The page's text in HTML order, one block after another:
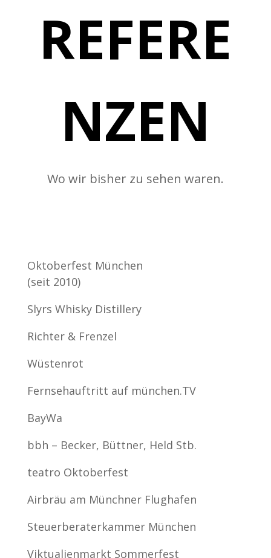
REFERE
NZEN
Wo wir bisher zu sehen waren.
Oktoberfest München
(seit 2010)
Slyrs Whisky Distillery
Richter & Frenzel
Wüstenrot
Fernsehauftritt auf münchen.TV
BayWa
bbh – Becker, Büttner, Held Stb.
teatro Oktoberfest
Airbräu am Münchner Flughafen
Steuerberaterkammer München
Viktualienmarkt Sommerfest